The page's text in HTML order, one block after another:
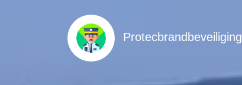
Protecbrandbeveiliging